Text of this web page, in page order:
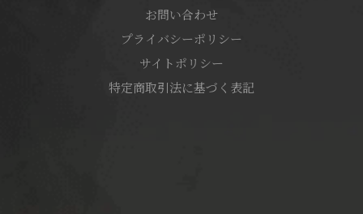
お問い合わせ
プライバシーポリシー
サイトポリシー
特定商取引法に基づく表記